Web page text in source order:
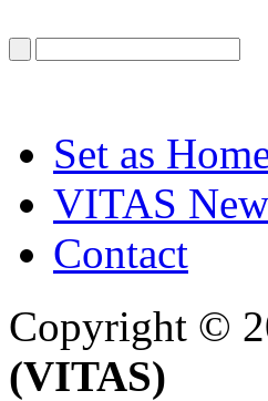
Set as
VITAS
Contact
Copyright ©
(VITAS)